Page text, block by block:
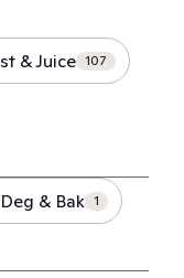
& Juice 107
& Bak 1